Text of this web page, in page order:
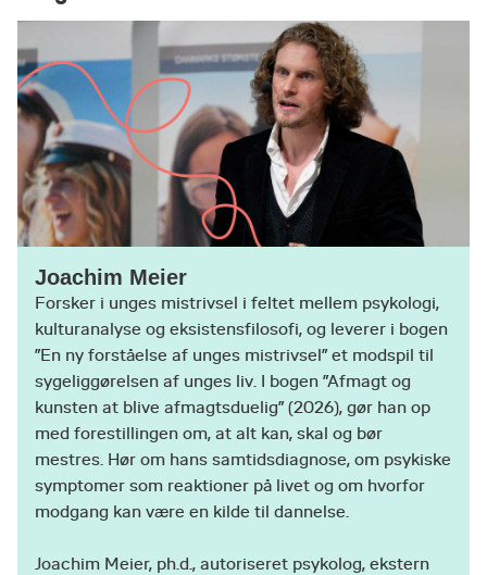
Joachim Meier
Forsker i unges mistrivsel i feltet mellem psykologi,
kulturanalyse og eksistensfilosofi, og leverer i bogen
”En ny forståelse af unges mistrivsel” et modspil til
sygeliggørelsen af unges liv. I bogen ”Afmagt og
kunsten at blive afmagtsduelig” (2026), gør han op
med forestillingen om, at alt kan, skal og bør
mestres. Hør om hans samtidsdiagnose, om psykiske
symptomer som reaktioner på livet og om hvorfor
modgang kan være en kilde til dannelse.
Joachim Meier, ph.d., autoriseret psykolog, ekstern